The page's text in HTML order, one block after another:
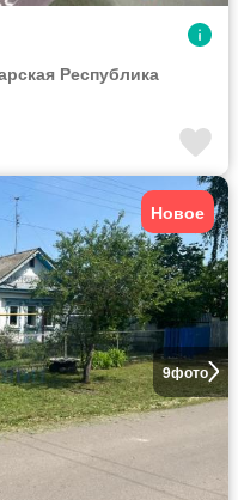
Республика
9фото
Новое